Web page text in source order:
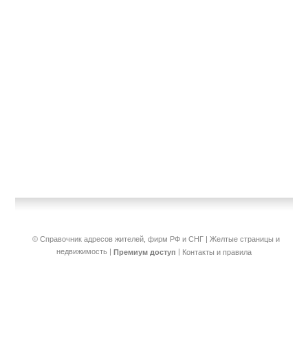
© Справочник адресов жителей, фирм РФ и СНГ | Желтые страницы и
недвижимость | Премиум доступ | Контакты и правила